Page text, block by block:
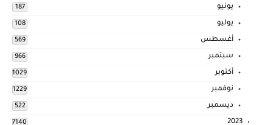
يونيو 187
يوليو 108
أغسطس 569
سبتمبر 966
أكتوبر 1029
نوفمبر 1229
ديسمبر 522
2023
7140